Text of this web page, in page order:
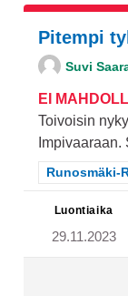
Pitempi
Suvi
EI
Toivoisin
Rajaa
Runosmäki-
Luontiaika
29.11.2023